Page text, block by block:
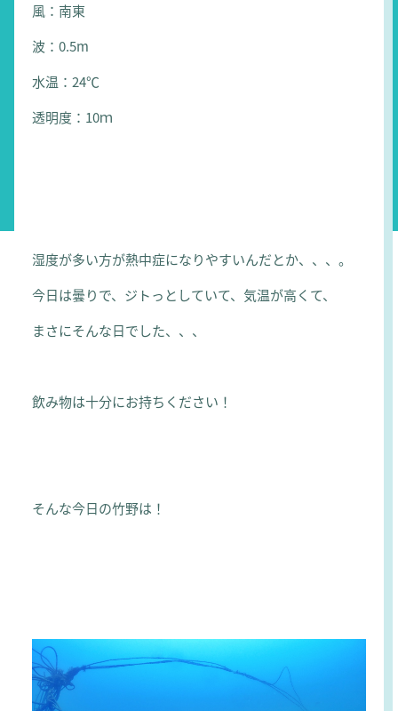
風：南東
波：0.5m
水温：24℃
透明度：10ｍ
湿度が多い方が熱中症になりやすいんだとか、、、。
今日は曇りで、ジトっとしていて、気温が高くて、
まさにそんな日でした、、、
飲み物は十分にお持ちください！
そんな今日の竹野は！